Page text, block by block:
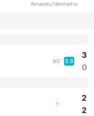
Amarelo/Vermelho
90' 8.8
3
0
1'
2
2